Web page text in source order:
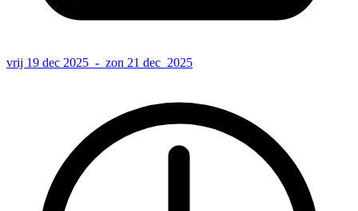
vrij 19 dec 2025 - zon 21 dec 2025